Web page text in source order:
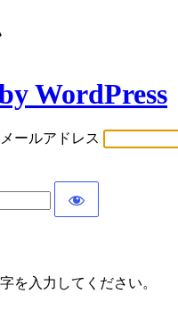
WordPress
ールアドレス
を入力してください。